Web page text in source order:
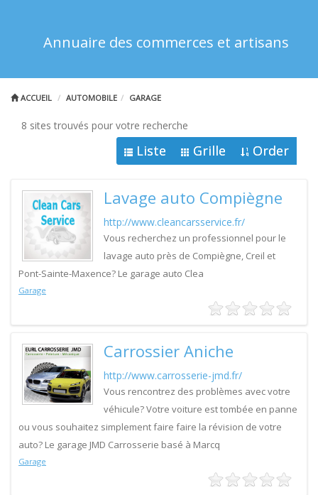
Annuaire des commerces et artisans
ACCUEIL AUTOMOBILE GARAGE
8 sites trouvés pour votre recherche
Liste Grille Order
Lavage auto Compiègne
http://www.cleancarsservice.fr/
Vous recherchez un professionnel pour le
lavage auto près de Compiègne, Creil et
Pont-Sainte-Maxence? Le garage auto Clea
Garage
Carrossier Aniche
http://www.carrosserie-jmd.fr/
Vous rencontrez des problèmes avec votre
véhicule? Votre voiture est tombée en panne
ou vous souhaitez simplement faire faire la révision de votre
auto? Le garage JMD Carrosserie basé à Marcq
Garage